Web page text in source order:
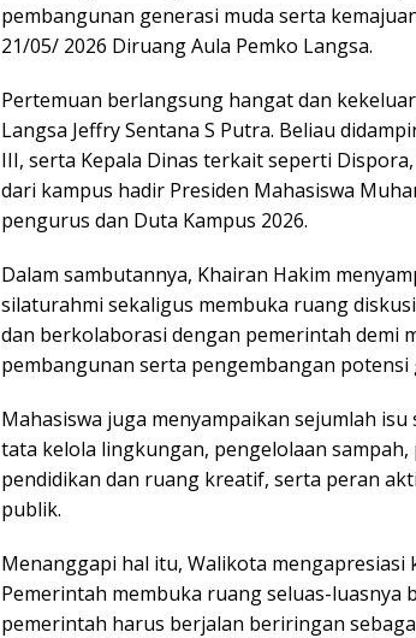
pembangunan generasi muda serta
21/05/ 2026 Diruang Aula Pemko Langsa.
Pertemuan berlangsung hangat dan
Langsa Jeffry Sentana S Putra. Beliau
III, serta Kepala Dinas terkait seperti
dari kampus hadir Presiden Mahasiswa
pengurus dan Duta Kampus 2026.
Dalam sambutannya, Khairan Hakim
silaturahmi sekaligus membuka ruang
dan berkolaborasi dengan pemerintah demi
pembangunan serta pengembangan potensi
Mahasiswa juga menyampaikan sejumlah
tata kelola lingkungan, pengelolaan
pendidikan dan ruang kreatif, serta peran
publik.
Menanggapi hal itu, Walikota
Pemerintah membuka ruang seluas-luasnya
pemerintah harus berjalan beriringan